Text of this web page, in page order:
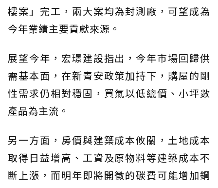
樓案」完工，兩大案均為封測廠，可望成為
今年業績主要貢獻來源。
展望今年，宏璟建設指出，今年市場回歸供
需基本面，在新青安政策加持下，購屋的剛
性需求仍相對穩固，買氣以低總價、小坪數
產品為主流。
另一方面，房價與建築成本攸關，土地成本
取得日益增高、工資及原物料等建築成本不
斷上漲，而明年即將開徵的碳費可能增加鋼